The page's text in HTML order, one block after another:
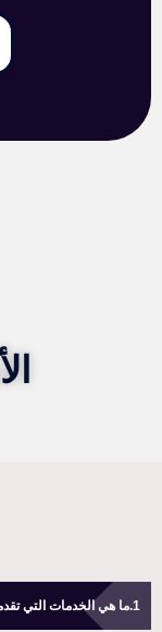
ما هي الخدمات التي